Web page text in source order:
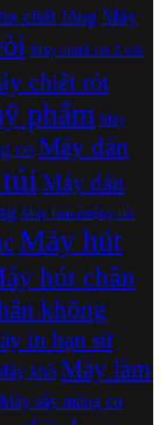
chất lỏng Máy
Máy chiết rót 2 vòi
chiết rót
phẩm Máy
coMáy dán
Máy dán
Máy hàn miệng túi
Máy hút
hút chân
không
in hạn sử
khò Máy làm
Máy sấy màng co